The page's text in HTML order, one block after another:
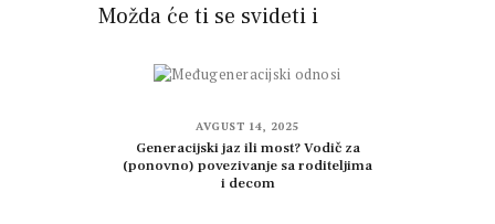
Možda će ti se svideti i
AVGUST 14, 2025
Generacijski jaz ili most? Vodič za
(ponovno) povezivanje sa roditeljima
i decom